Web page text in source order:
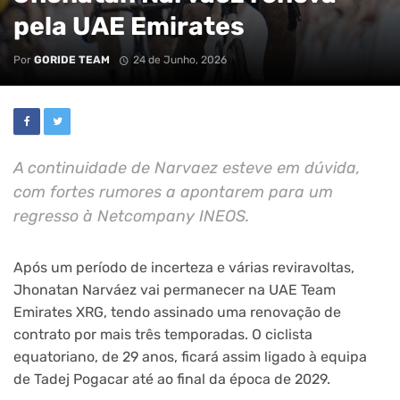
pela UAE Emirates
Por GORIDE TEAM 24 de Junho, 2026
A continuidade de Narvaez esteve em dúvida,
com fortes rumores a apontarem para um
regresso à Netcompany INEOS.
Após um período de incerteza e várias reviravoltas,
Jhonatan Narváez vai permanecer na UAE Team
Emirates XRG, tendo assinado uma renovação de
contrato por mais três temporadas. O ciclista
equatoriano, de 29 anos, ficará assim ligado à equipa
de Tadej Pogacar até ao final da época de 2029.